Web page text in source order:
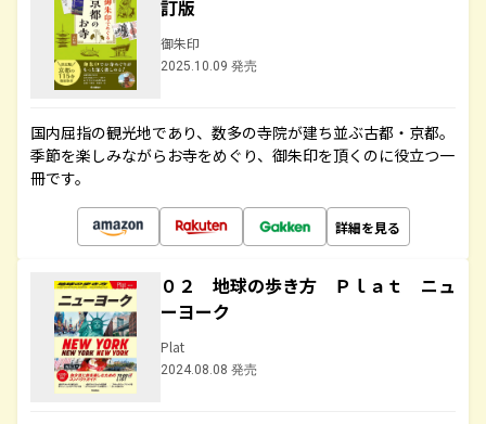
訂版
御朱印
2025.10.09 発売
国内屈指の観光地であり、数多の寺院が建ち並ぶ古都・京都。
季節を楽しみながらお寺をめぐり、御朱印を頂くのに役立つ一
冊です。
詳細を見る
０２ 地球の歩き方 Ｐｌａｔ ニュ
ーヨーク
Plat
2024.08.08 発売